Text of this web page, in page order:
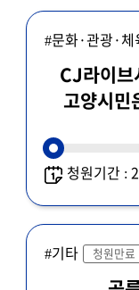
#문화·관광·체
CJ라이브
고양시민
청원기간 :
#기타 청원만료